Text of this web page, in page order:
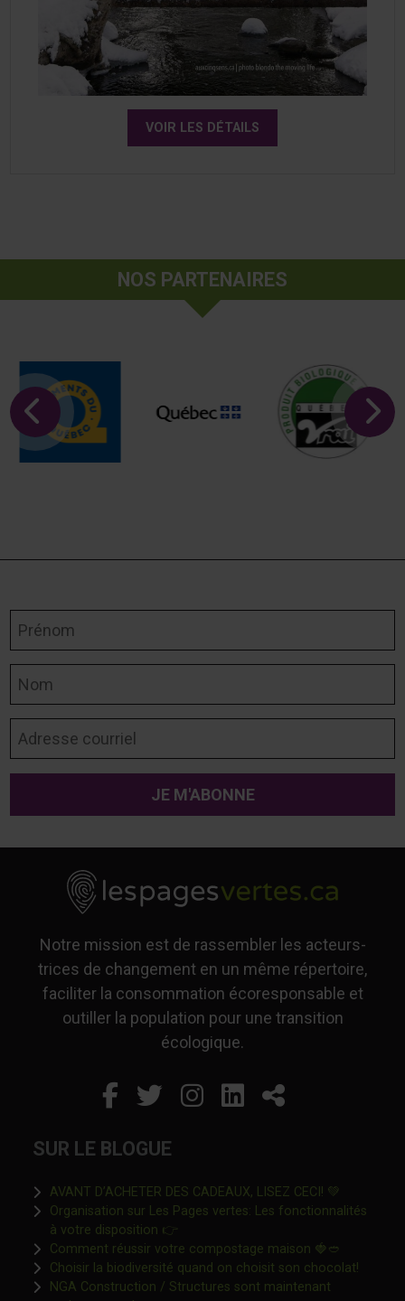
VOIR LES DÉTAILS
NOS PARTENAIRES
Notre mission est de rassembler les acteurs-
trices de changement en un même répertoire,
faciliter la consommation écoresponsable et
outiller la population pour une transition
écologique.
Facebook
Ce lien s'ouvrira dans
Twitter
Ce lien s'ouvrira
Instagram
Ce lien s'ouvrira
LinkedIn
Ce lien
Partager
SUR LE BLOGUE
AVANT D’ACHETER DES CADEAUX, LISEZ CECI! 💚
Organisation sur Les Pages vertes: Les fonctionnalités
à votre disposition 👉Ce lien s'ouvrira dans une nouvelle
Comment réussir votre compostage maison 🍓🥙
Choisir la biodiversité quand on choisit son chocolat!Ce lien
NGA Construction / Structures sont maintenant